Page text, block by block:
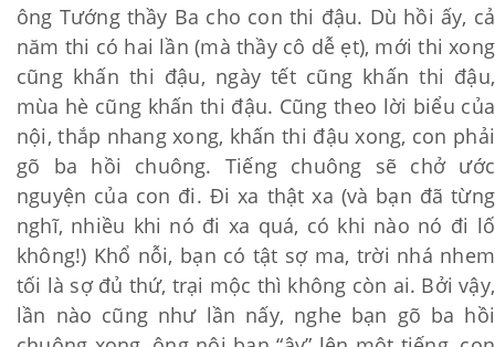
ông Tướng thầy Ba cho con thi đậu. Dù hồi ấy, cả
năm thi có hai lần (mà thầy cô dễ ẹt), mới thi xong
cũng khấn thi đậu, ngày tết cũng khấn thi đậu,
mùa hè cũng khấn thi đậu. Cũng theo lời biểu của
nội, thắp nhang xong, khấn thi đậu xong, con phải
gõ ba hồi chuông. Tiếng chuông sẽ chở ước
nguyện của con đi. Đi xa thật xa (và bạn đã từng
nghĩ, nhiều khi nó đi xa quá, có khi nào nó đi lố
không!) Khổ nỗi, bạn có tật sợ ma, trời nhá nhem
tối là sợ đủ thứ, trại mộc thì không còn ai. Bởi vậy,
lần nào cũng như lần nấy, nghe bạn gõ ba hồi